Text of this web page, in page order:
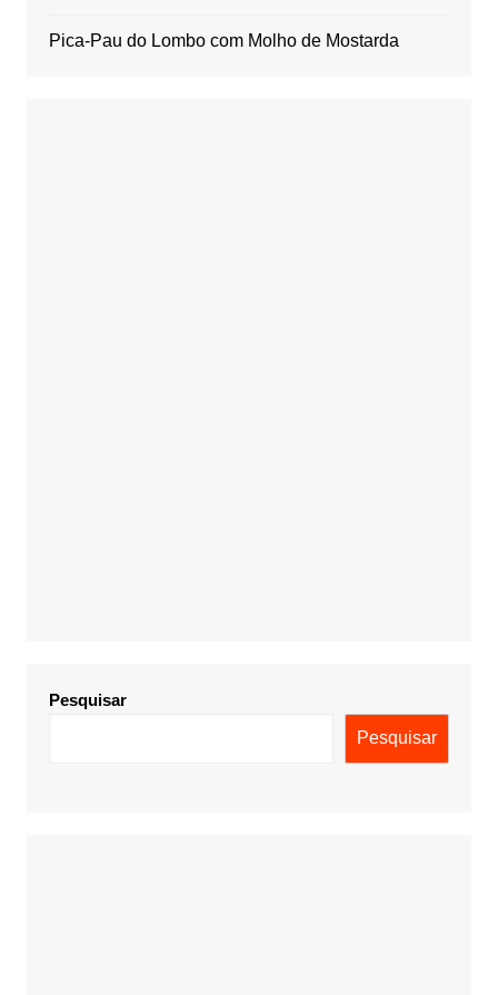
Pica-Pau do Lombo com Molho de Mostarda
Pesquisar
Pesquisar